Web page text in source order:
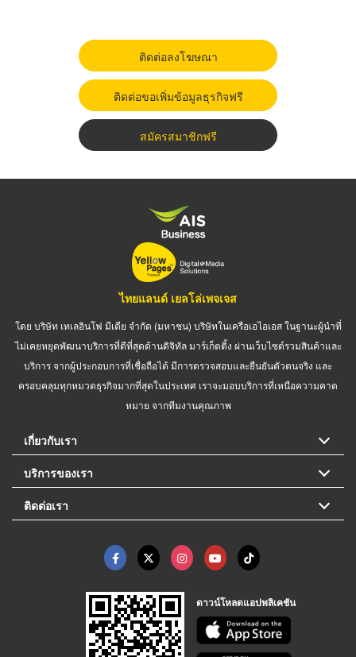
ติดต่อลงโฆษณา
ติดต่อขอเพิ่มข้อมูลธุรกิจฟรี
สมัครสมาชิกฟรี
ไทยแลนด์ เยลโล่เพจเจส
โดย บริษัท เทเลอินโฟ มีเดีย จำกัด (มหาชน) บริษัทในเครือเอไอเอส ในฐานะผู้นำที่
ไม่เคยหยุดพัฒนาบริการที่ดีที่สุดด้านดิจิทัล มาร์เก็ตติ้ง ผ่านเว็บไซต์รวมสินค้าและ
บริการ จากผู้ประกอบการที่เชื่อถือได้ มีการตรวจสอบและยืนยันตัวตนจริง และ
ครอบคลุมทุกหมวดธุรกิจมากที่สุดในประเทศ เราจะมอบบริการที่เหนือความคาด
หมาย จากทีมงานคุณภาพ
เกี่ยวกับเรา
บริการของเรา
ติดต่อเรา
ดาวน์โหลดแอปพลิเคชัน